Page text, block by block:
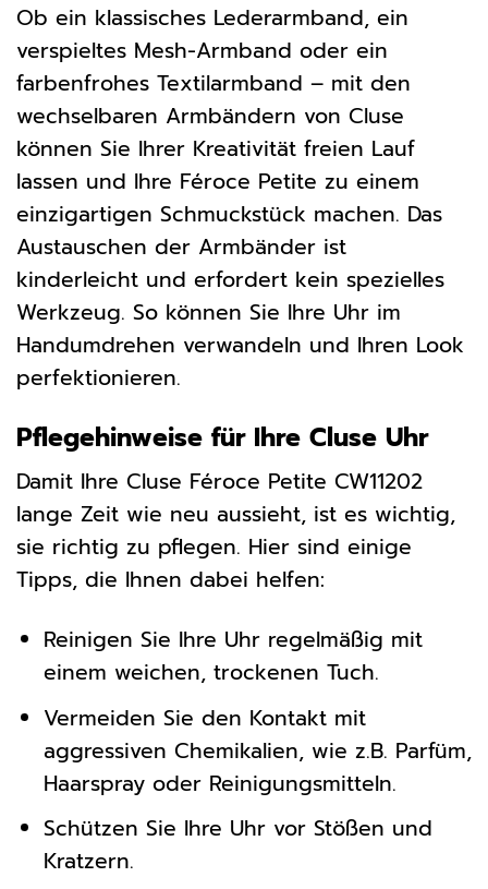
Ob ein klassisches Lederarmband, ein
verspieltes Mesh-Armband oder ein
farbenfrohes Textilarmband – mit den
wechselbaren Armbändern von Cluse
können Sie Ihrer Kreativität freien Lauf
lassen und Ihre Féroce Petite zu einem
einzigartigen Schmuckstück machen. Das
Austauschen der Armbänder ist
kinderleicht und erfordert kein spezielles
Werkzeug. So können Sie Ihre Uhr im
Handumdrehen verwandeln und Ihren Look
perfektionieren.
Pflegehinweise für Ihre Cluse Uhr
Damit Ihre Cluse Féroce Petite CW11202
lange Zeit wie neu aussieht, ist es wichtig,
sie richtig zu pflegen. Hier sind einige
Tipps, die Ihnen dabei helfen:
Reinigen Sie Ihre Uhr regelmäßig mit
einem weichen, trockenen Tuch.
Vermeiden Sie den Kontakt mit
aggressiven Chemikalien, wie z.B. Parfüm,
Haarspray oder Reinigungsmitteln.
Schützen Sie Ihre Uhr vor Stößen und
Kratzern.